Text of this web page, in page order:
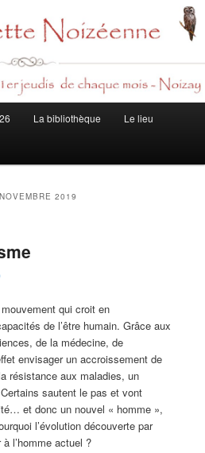
La bibliothèque Le lieu
NOVEMBRE 2019
qui croit en
de l’être humain. Grâce aux
de la médecine, de
envisager un accroissement de
résistance aux maladies, un
sautent le pas et vont
et donc un nouvel « homme »,
l’évolution découverte par
à l’homme actuel ?